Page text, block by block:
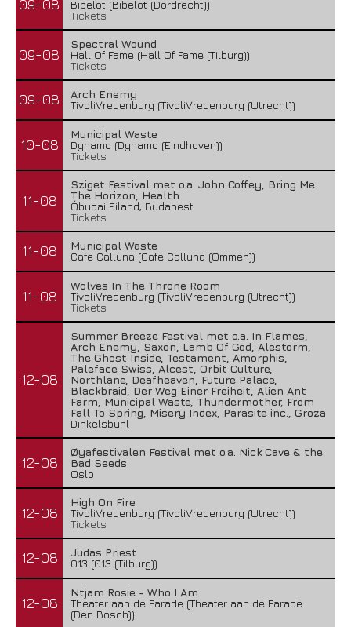
09-08
Bibelot (Bibelot (Dordrecht))
Tickets
09-08
Spectral Wound
Hall Of Fame (Hall Of Fame (Tilburg))
Tickets
09-08
Arch Enemy
TivoliVredenburg (TivoliVredenburg (Utrecht))
10-08
Municipal Waste
Dynamo (Dynamo (Eindhoven))
Tickets
11-08
Sziget Festival met o.a. John Coffey, Bring Me
The Horizon, Health
Óbudai Eiland, Budapest
Tickets
11-08
Municipal Waste
Cafe Calluna (Cafe Calluna (Ommen))
11-08
Wolves In The Throne Room
TivoliVredenburg (TivoliVredenburg (Utrecht))
Tickets
12-08
Summer Breeze Festival met o.a. In Flames,
Arch Enemy, Saxon, Lamb Of God, Alestorm,
The Ghost Inside, Testament, Amorphis,
Paleface Swiss, Alcest, Orbit Culture,
Northlane, Deafheaven, Future Palace,
Blackbraid, Der Weg Einer Freiheit, Alien Ant
Farm, Municipal Waste, Thundermother, From
Fall To Spring, Misery Index, Parasite inc., Groza
Dinkelsbühl
12-08
Øyafestivalen Festival met o.a. Nick Cave & the
Bad Seeds
Oslo
12-08
High On Fire
TivoliVredenburg (TivoliVredenburg (Utrecht))
Tickets
12-08
Judas Priest
013 (013 (Tilburg))
12-08
Ntjam Rosie - Who I Am
Theater aan de Parade (Theater aan de Parade
(Den Bosch))